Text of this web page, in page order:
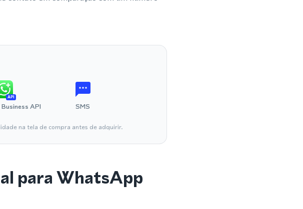
API
API SMS
na tela de compra antes de adquirir.
para WhatsApp